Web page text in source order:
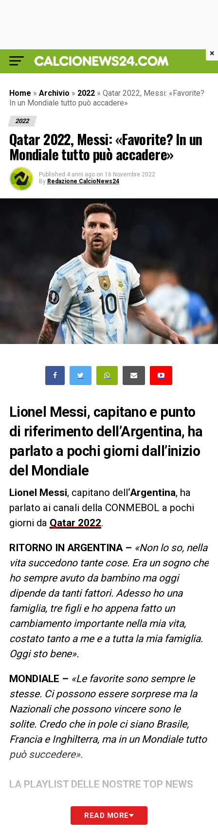
Home » Archivio » 2022 » Qatar 2022, Messi: «Favorite?
In un Mondiale tutto può accadere»
2022
Qatar 2022, Messi: «Favorite? In un
Mondiale tutto può accadere»
Published 4 anni ago on 16 Novembre 2022
By Redazione CalcioNews24
Lionel Messi, capitano e punto
di riferimento dell’Argentina, ha
parlato a pochi giorni dall’inizio
del Mondiale
Lionel Messi, capitano dell‘Argentina, ha
parlato ai canali della CONMEBOL a pochi
giorni da Qatar 2022.
RITORNO IN ARGENTINA – «Non lo so, nella
vita succedono tante cose. Era un sogno che
ho sempre avuto da bambino ma oggi
dipende da tanti fattori. Adesso ho una
famiglia, tre figli e ho appena fatto un
cambiamento importante nella mia vita,
costato tanto a me e a tutta la mia famiglia.
Oggi sto bene».
MONDIALE – «Le favorite sono sempre le
stesse. Ci possono essere sorprese ma la
Nazionali che possono vincere sono le
solite. Credo che in pole ci siano Brasile,
Francia e Inghilterra, ma in un Mondiale tutto
può succedere».
LA PLAYLIST DELLE NOSTRE TOP NEWS
READ MORE
×